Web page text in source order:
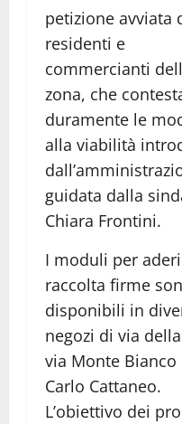
petizione avviata
residenti e
commercianti
zona, che
duramente le
alla viabilità
guidata dalla
Chiara Frontini.
I moduli per
raccolta firme
disponibili in
negozi di via
via Monte Bianco
Carlo Cattaneo.
L’obiettivo dei